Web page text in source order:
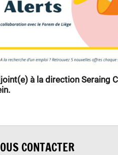
à la direction Seraing
CONTACTER